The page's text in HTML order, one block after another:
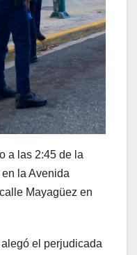
a las 2:45 de la
la Avenida
Mayagüez en
el perjudicada